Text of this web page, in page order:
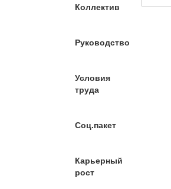
Коллектив
Руководство
Условия
труда
Соц.пакет
Карьерный
рост